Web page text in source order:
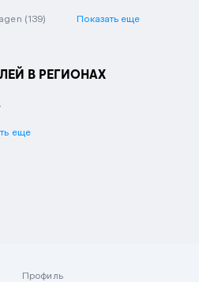
(139) Показать еще
В РЕГИОНАХ
еще
Профиль